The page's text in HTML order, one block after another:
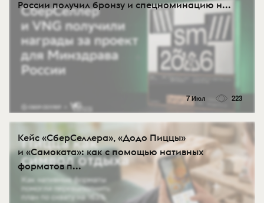
России получил бронзу и спецноминацию н...
7 Июл 223
Кейс «СберСеллера», «Додо Пиццы»
и «Самоката»: как с помощью нативных
форматов п...